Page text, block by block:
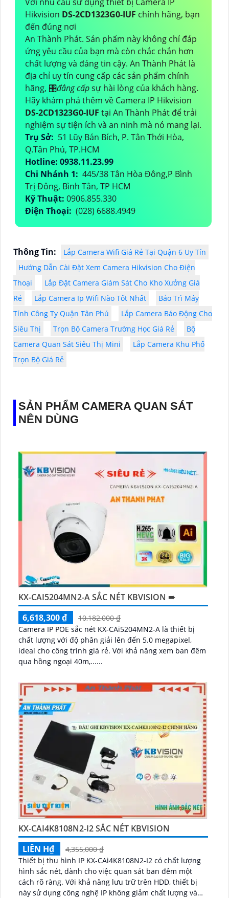
Hikvision DS-2CD1323G0-IUF chính hãng, bạn
đến đúng nơi
An Thành Phát. Sản phẩm này không chỉ đáp
ứng yêu cầu của bạn mà còn chắc chắn hơn
chất lượng và đáng tin cậy. An Thành Phát là
địa chỉ uy tín cung cấp các sản phẩm chính
hãng, 🎛đẳng cấpsự hài lòng của khách hàng.
Hãy khám phá thêm về Camera IP Hikvision
DS-2CD1323G0-IUF tại An Thành Phát để trải
nghiệm sự tiện ích và an ninh mà nó mang lại.
Trụ Sở: 51 Lũy Bán Bích, P. Tân Thới Hòa,
Q.Tân Phú, TP.HCM
Hotline: 0938.11.23.99
Chi Nhánh 1: 445/38 Tân Hòa Đông,P Bình
Trị Đông, Bình Tân, TP HCM
Kỹ Thuật: 0906.855.330
Điện Thoại: (028) 6688.4949
Thông Tin:
Lắp Camera Wifi Giá Rẻ Tại Quận 6 Uy Tín
Hướng Dẫn Cài Đặt Xem Camera Hikvision Cho Điện
Thoại
Lắp Đặt Camera Giám Sát Cho Kho Xưởng Giá
Rẻ
Lắp Camera Ip Wifi Nào Tốt Nhất
Bảo Trì Máy
Tính Công Ty Quận Tân Phú
Lắp Camera Báo Động Cho
Siêu Thị
Trọn Bộ Camera Trường Học Giá Rẻ
Bộ
Camera Quan Sát Siêu Thị Mini
Lắp Camera Khu Phố
Trọn Bộ Giá Rẻ
SẢN PHẨM CAMERA QUAN SÁT
NÊN DÙNG
KX-CAI5204MN2-A SẮC NÉT KBVISION ➠
6,618,300 ₫
10,182,000 ₫
Camera IP POE sắc nét KX-CAi5204MN2-A là thiết bị
chất lượng với độ phân giải lên đến 5.0 megapixel,
ideal cho công trình giá rẻ. Với khả năng xem ban đêm
qua hồng ngoại 40m,......
KX-CAI4K8108N2-I2 SẮC NÉT KBVISION
LIÊN H₫
4,355,000 ₫
Thiết bị thu hình IP KX-CAi4K8108N2-I2 có chất lượng
hình sắc nét, dành cho việc quan sát ban đêm một
cách rõ ràng. Với khả năng lưu trữ trên HDD, thiết bị
này sử dụng công nghệ IP không giảm chất lượng và